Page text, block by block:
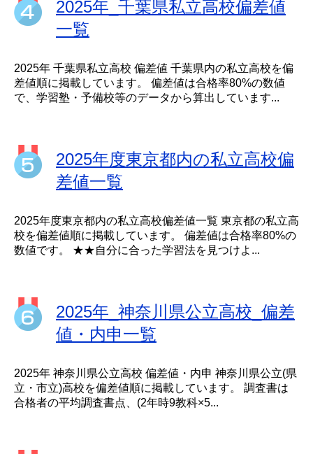
2025年_千葉県私立高校偏差値
一覧
2025年 千葉県私立高校 偏差値 千葉県内の私立高校を偏
差値順に掲載しています。 偏差値は合格率80%の数値
で、学習塾・予備校等のデータから算出しています...
2025年度東京都内の私立高校偏
差値一覧
2025年度東京都内の私立高校偏差値一覧 東京都の私立高
校を偏差値順に掲載しています。 偏差値は合格率80%の
数値です。 ★★自分に合った学習法を見つけよ...
2025年_神奈川県公立高校_偏差
値・内申一覧
2025年 神奈川県公立高校 偏差値・内申 神奈川県公立(県
立・市立)高校を偏差値順に掲載しています。 調査書は
合格者の平均調査書点、(2年時9教科×5...